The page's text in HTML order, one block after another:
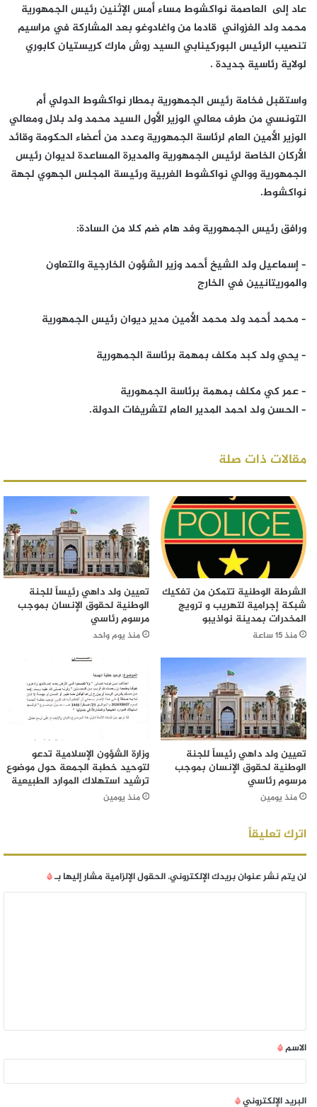
عاد إلى العاصمة نواكشوط مساء أمس الإثنين رئيس الجمهورية
محمد ولد الغزواني قادما من واغادوغو بعد المشاركة في مراسيم
تنصيب الرئيس البوركينابي السيد روش مارك كريستيان كابوري
لولاية رئاسية جديدة .
واستقبل فخامة رئيس الجمهورية بمطار نواكشوط الدولي أم
التونسي من طرف معالي الوزير الأول السيد محمد ولد بلال ومعالي
الوزير الأمين العام لرئاسة الجمهورية وعدد من أعضاء الحكومة وقائد
الأركان الخاصة لرئيس الجمهورية والمديرة المساعدة لديوان رئيس
الجمهورية ووالي نواكشوط الغربية ورئيسة المجلس الجهوي لجهة
نواكشوط.
ورافق رئيس الجمهورية وفد هام ضم كلا من السادة:
– إسماعيل ولد الشيخ أحمد وزير الشؤون الخارجية والتعاون
والموريتانيين في الخارج
– محمد أحمد ولد محمد الأمين مدير ديوان رئيس الجمهورية
– يحي ولد كبد مكلف بمهمة برئاسة الجمهورية
– عمر كي مكلف بمهمة برئاسة الجمهورية
– الحسن ولد احمد المدير العام لتشريفات الدولة.
مقالات ذات صلة
الشرطة الوطنية تتمكن من تفكيك
شبكة إجرامية لتهريب و ترويج
المخدرات بمدينة نواذيبو
منذ 15 ساعة
تعيين ولد داهي رئيساً للجنة
الوطنية لحقوق الإنسان بموجب
مرسوم رئاسي
منذ يوم واحد
تعيين ولد داهي رئيساً للجنة
الوطنية لحقوق الإنسان بموجب
مرسوم رئاسي
منذ يومين
وزارة الشؤون الإسلامية تدعو
لتوحيد خطبة الجمعة حول موضوع
ترشيد استهلاك الموارد الطبيعية
منذ يومين
اترك تعليقاً
لن يتم نشر عنوان بريدك الإلكتروني.الحقول الإلزامية مشار إليها بـ*
الاسم*
البريد الإلكتروني*